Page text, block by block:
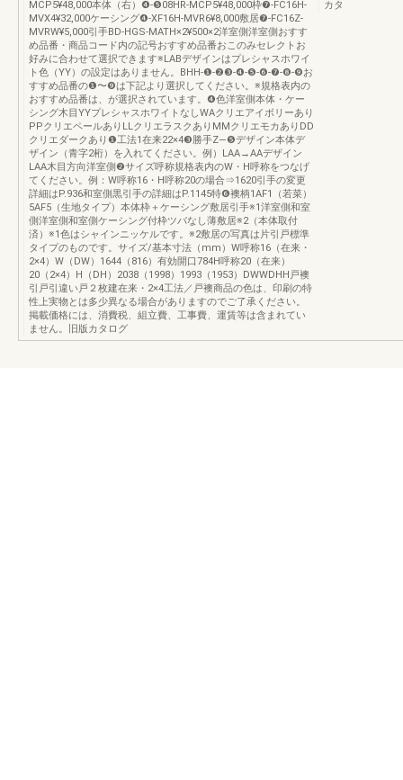
MCP5¥48,000本体（右）❹-❺08HR-MCP5¥48,000枠❼-FC16H-
MVX4¥32,000ケーシング❹-XF16H-MVR6¥8,000敷居❼-FC16Z-
MVRW¥5,000引手BD-HGS-MATH×2¥500×2洋室側洋室側おすす
め品番・商品コード内の記号おすすめ品番おこのみセレクトお
好みに合わせて選択できます※LABデザインはプレシャスホワイ
ト色（YY）の設定はありません。BHH-❶-❷❸-❹-❺-❻-❼-❽-❾お
すすめ品番の❶〜❾は下記より選択してください。※規格表内の
おすすめ品番は、が選択されています。❹色洋室側本体・ケー
シング木目YYプレシャスホワイトなしWAクリエアイボリーあり
PPクリエペールありLLクリエラスクありMMクリエモカありDD
クリエダークあり❶工法1在来22×4❸勝手Z—❺デザイン本体デ
ザイン（青字2桁）を入れてください。例）LAA→AAデザイン
LAA木目方向洋室側❷サイズ呼称規格表内のW・H呼称をつなげ
てください。例：W呼称16・H呼称20の場合⇒1620引手の変更
詳細はP.936和室側黒引手の詳細はP.1145特❻襖柄1AF1（若菜）
5AF5（生地タイプ）本体枠＋ケーシング敷居引手※1洋室側和室
側洋室側和室側ケーシング付枠ツバなし薄敷居※2（本体取付
済）※1色はシャインニッケルです。※2敷居の写真は片引戸標準
タイプのものです。サイズ/基本寸法（mm）W呼称16（在来・
2×4）W（DW）1644（816）有効開口784H呼称20（在来）
20（2×4）H（DH）2038（1998）1993（1953）DWWDHH戸襖
引戸引違い戸２枚建在来・2×4工法／戸襖商品の色は、印刷の特
性上実物とは多少異なる場合がありますのでご了承ください。
掲載価格には、消費税、組立費、工事費、運賃等は含まれてい
ません。旧版カタログ
カタ